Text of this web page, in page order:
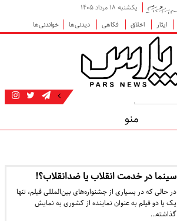
یکشنبه ۱۸ مرداد ۱۴۰۵
ایثار اخلاق فکاهی دیدنی‌ها خواندنی‌ها
منو
سینما در خدمت انقلاب یا ضدانقلاب؟!
در حالی که در بسیاری از جشنواره‌های بین‌المللی فیلم، تنها
یک یا دو فیلم به عنوان نماینده از کشوری به نمایش
گذاشته…